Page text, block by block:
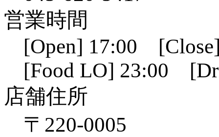
営業時間
[Open] 17:00
[Food LO] 23:00
店舗住所
〒220-0005